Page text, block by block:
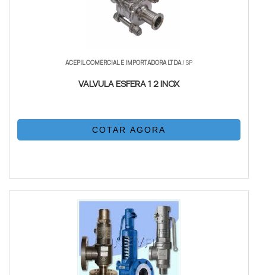
ACEPIL COMERCIAL E IMPORTADORA LTDA/ SP
VALVULA ESFERA 1 2 INOX
COTAR AGORA